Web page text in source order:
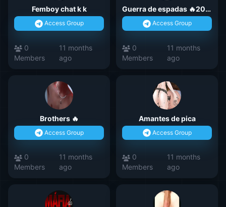
Femboy chat k k
Access Group
0
Members
11 months
ago
Guerra de espadas 🔥2025
Access Group
0
Members
11 months
ago
Brothers 🔥
Access Group
0
Members
11 months
ago
Amantes de pica
Access Group
0
Members
11 months
ago